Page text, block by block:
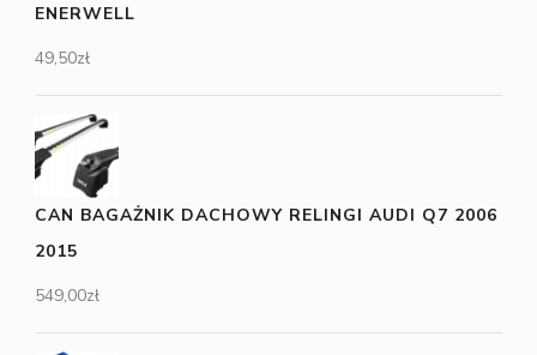
ENERWELL
49,50zł
CAN BAGAŻNIK DACHOWY RELINGI AUDI Q7 2006
2015
549,00zł